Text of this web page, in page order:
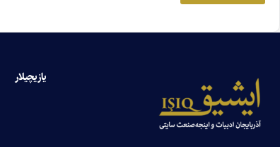
یازیچیلار